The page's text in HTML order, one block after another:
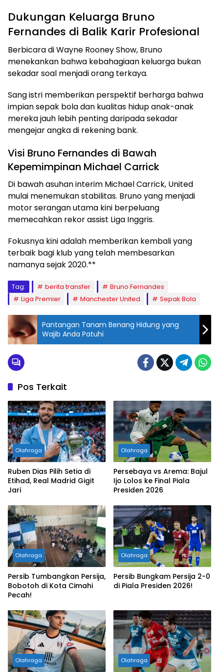
Dukungan Keluarga Bruno
Fernandes di Balik Karir Profesional
Berbicara di Wayne Rooney Show, Bruno
menekankan bahwa kebahagiaan keluarga bukan
sekadar soal menjadi orang terkaya.
Sang istri memberikan perspektif berharga bahwa
impian sepak bola dan kualitas hidup anak-anak
mereka jauh lebih penting daripada sekadar
mengejar angka di rekening bank.
Visi Bruno Fernandes di Bawah
Kepemimpinan Michael Carrick
Di bawah asuhan interim Michael Carrick, United
mulai menemukan stabilitas. Bruno yang menjadi
motor serangan utama kini berpeluang
memecahkan rekor assist Liga Inggris.
Fokusnya kini adalah memberikan kembali yang
terbaik bagi klub yang telah membesarkan
namanya sejak 2020.**
Tag: berita transfer
Bruno Fernandes
Liga Premier
Manchester United Sepak Bola
Pantangan Tanam Benang Hidung yang
Wajib Anda Patuhi
Pos Terkait
Olahraga
Ruben Dias Pilih Setia di
Etihad, Real Madrid Gigit
Jari
Olahraga
Persebaya vs Arema: Bajul
Ijo Lolos ke Final Piala
Presiden 2026
Olahraga
Persib Tumbangkan Persija,
Bobotoh di Kota Cimahi
Pecah!
Olahraga
Persib Bungkam Persija 2-0
di Piala Presiden 2026!
Olahraga Olahraga